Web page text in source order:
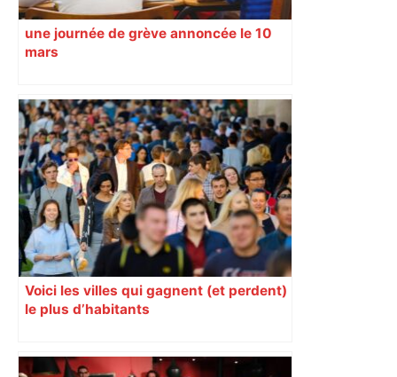
une journée de grève annoncée le 10
mars
Voici les villes qui gagnent (et perdent)
le plus d’habitants